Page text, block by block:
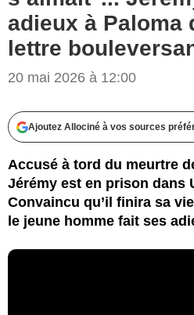
adieux à Paloma
lettre
20 mai 2026 à 12:00
Ajoutez Allociné à vos sources
Accusé à tord du meurtre
Jérémy est en prison dans
Convaincu qu’il finira sa
le jeune homme fait ses